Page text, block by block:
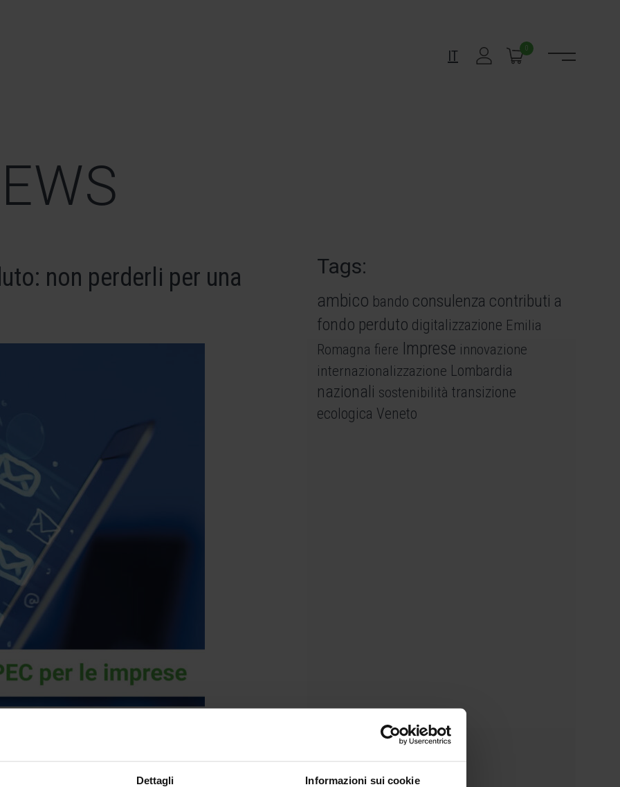
Dettagli Informazioni sui cookie
IT 0
non perderli per una Tags:
ambico bando consulenza contributi a
fondo perduto digitalizzazione Emilia
Romagna fiere Imprese innovazione
internazionalizzazione Lombardia
nazionali sostenibilità transizione
ecologica Veneto